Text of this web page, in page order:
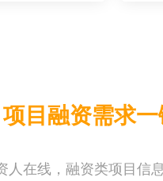
项目融资需求
人在线，融资类项目信